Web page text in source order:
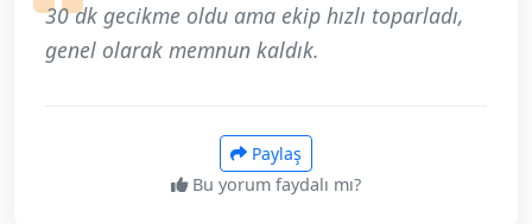
30 dk gecikme oldu ama ekip hızlı toparladı,
genel olarak memnun kaldık.
Paylaş
Bu yorum faydalı mı?